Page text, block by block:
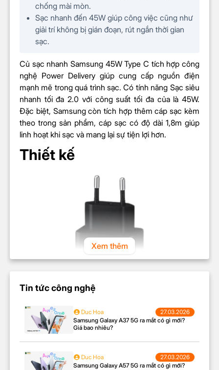
chống mài mòn.
Sạc nhanh đến 45W giúp công việc cũng như
giải trí không bị gián đoạn, rút ngắn thời gian
sạc.
Củ sạc nhanh Samsung 45W Type C tích hợp công
nghệ Power Delivery giúp cung cấp nguồn điện
mạnh mẽ trong quá trình sạc. Có tính năng Sạc siêu
nhanh tối đa 2.0 với công suất tối đa của là 45W.
Đặc biệt, Samsung còn tích hợp thêm cáp sạc kèm
theo trong sản phẩm, cáp sạc có độ dài 1,8m giúp
linh hoạt khi sạc và mang lại sự tiện lợi hơn.
Thiết kế
hình chữ nhật, mà đen đơn giản và tinh tế. Để sản
Xem thêm
Tin tức công nghệ
Duc Hoa
27.03.2026
Samsung Galaxy A37 5G ra mắt có gì mới?
Giá bao nhiêu?
Duc Hoa
27.03.2026
Samsung Galaxy A57 5G ra mắt có gì mới?